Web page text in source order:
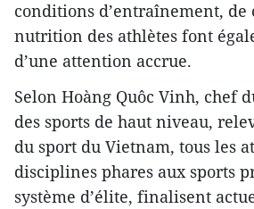
conditions d’entraînement,
nutrition des athlètes font
d’une attention accrue.
Selon Hoàng Quôc Vinh, chef
des sports de haut niveau,
du sport du Vietnam, tous les
disciplines phares aux sports
système d’élite, finalisent